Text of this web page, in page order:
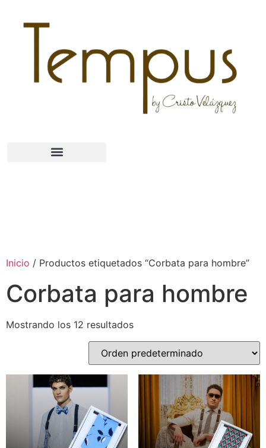
Inicio / Productos etiquetados “Corbata para hombre”
Corbata para hombre
Mostrando los 12 resultados